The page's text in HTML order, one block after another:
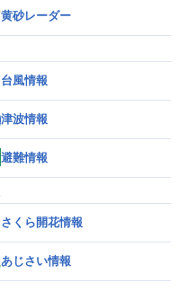
黄砂レーダー
台風情報
津波情報
避難情報
さくら開花情報
あじさい情報